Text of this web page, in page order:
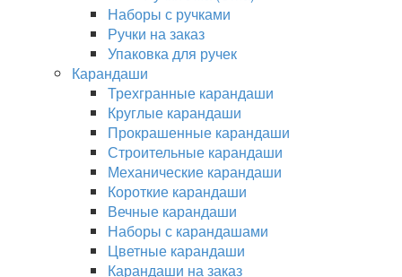
Наборы с ручками
Ручки на заказ
Упаковка для ручек
Карандаши
Трехгранные карандаши
Круглые карандаши
Прокрашенные карандаши
Строительные карандаши
Механические карандаши
Короткие карандаши
Вечные карандаши
Наборы с карандашами
Цветные карандаши
Карандаши на заказ